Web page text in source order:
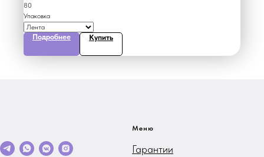
80
Упаковка
Подробнее Купить
Меню
Гарантии